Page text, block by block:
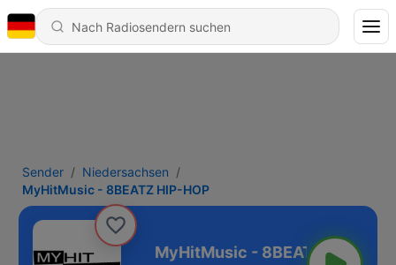
Sender
Niedersachsen
MyHitMusic - 8BEATZ HIP-HOP
HIP-HOP